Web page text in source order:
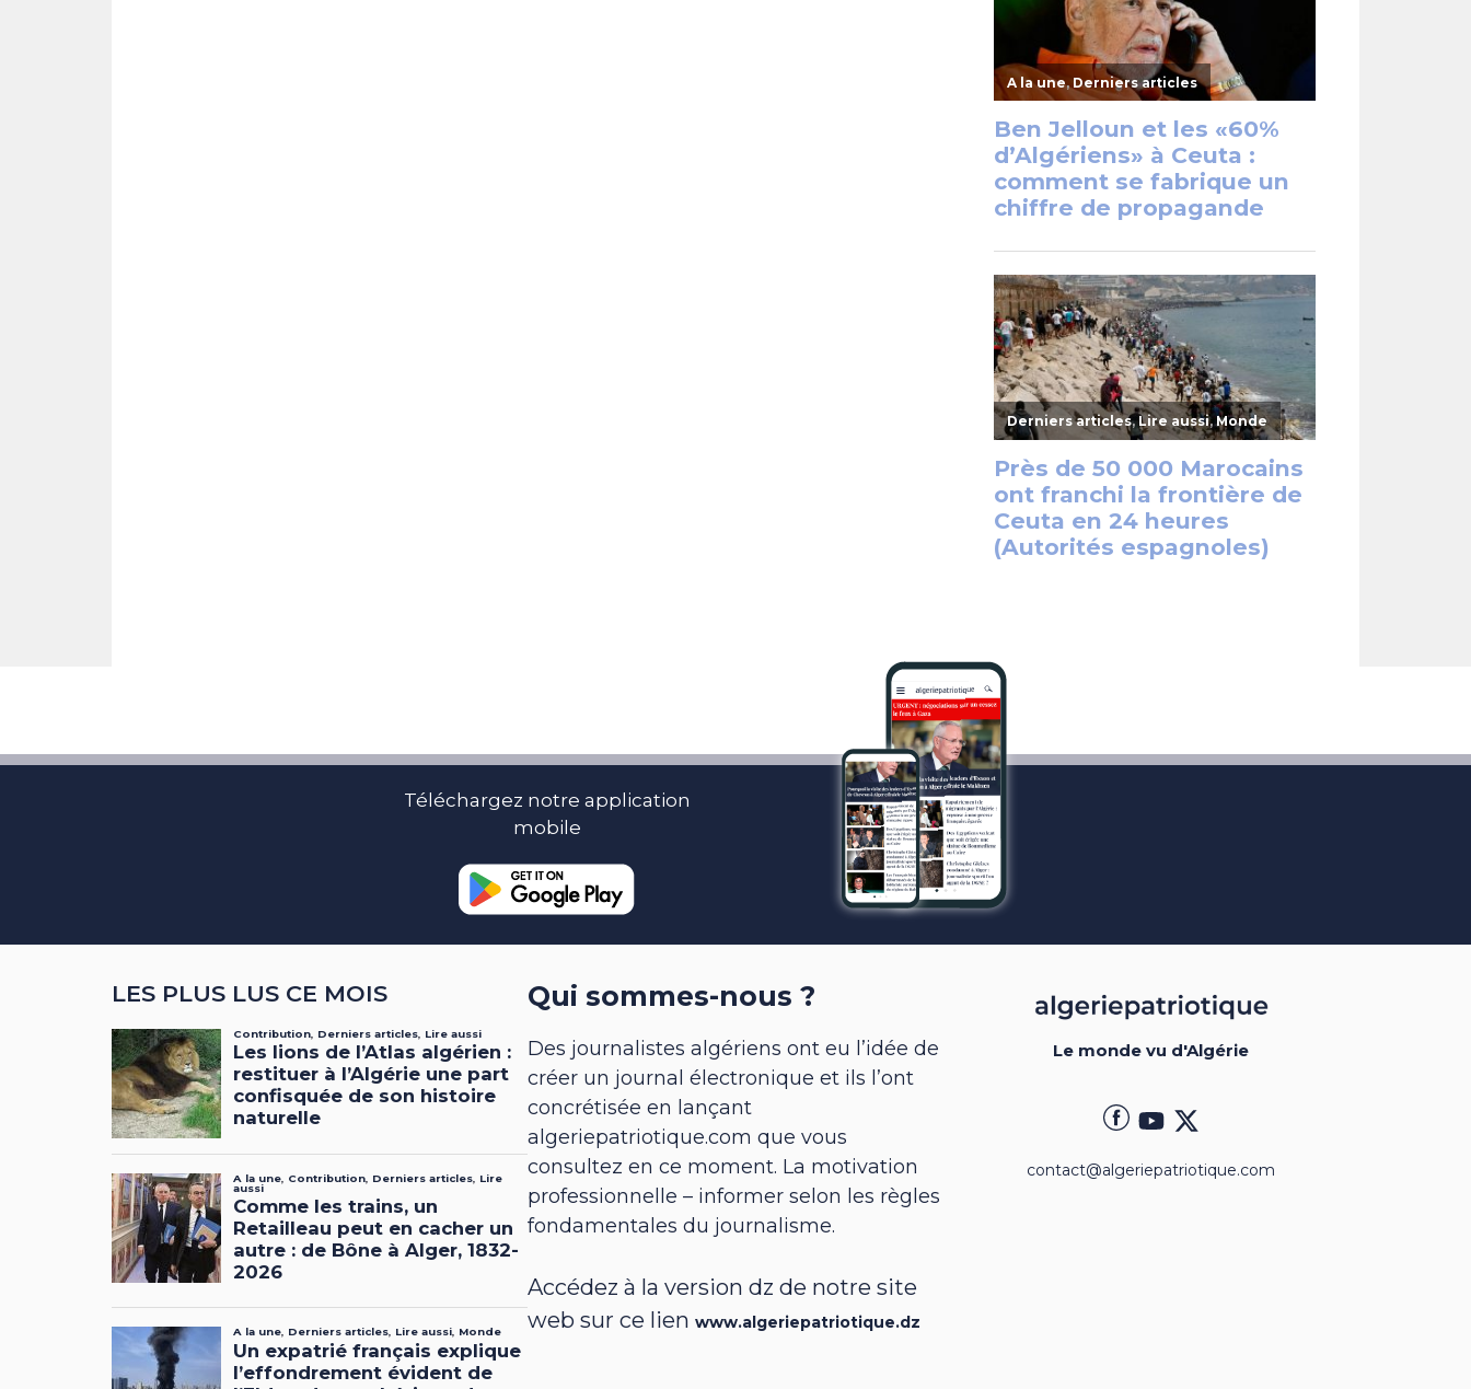
Téléchargez notre application
mobile
LES PLUS LUS CE MOIS Qui sommes-nous ?
Des journalistes algériens ont eu l’idée de
créer un journal électronique et ils l’ont
concrétisée en lançant
algeriepatriotique.com que vous
consultez en ce moment. La motivation
professionnelle – informer selon les règles
fondamentales du journalisme.
Accédez à la version dz de notre site
web sur ce lienwww.algeriepatriotique.dz
Le monde vu d'Algérie
contact@algeriepatriotique.com